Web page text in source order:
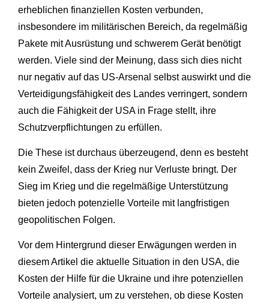
erheblichen finanziellen Kosten verbunden,
insbesondere im militärischen Bereich, da regelmäßig
Pakete mit Ausrüstung und schwerem Gerät benötigt
werden. Viele sind der Meinung, dass sich dies nicht
nur negativ auf das US-Arsenal selbst auswirkt und die
Verteidigungsfähigkeit des Landes verringert, sondern
auch die Fähigkeit der USA in Frage stellt, ihre
Schutzverpflichtungen zu erfüllen.
Die These ist durchaus überzeugend, denn es besteht
kein Zweifel, dass der Krieg nur Verluste bringt. Der
Sieg im Krieg und die regelmäßige Unterstützung
bieten jedoch potenzielle Vorteile mit langfristigen
geopolitischen Folgen.
Vor dem Hintergrund dieser Erwägungen werden in
diesem Artikel die aktuelle Situation in den USA, die
Kosten der Hilfe für die Ukraine und ihre potenziellen
Vorteile analysiert, um zu verstehen, ob diese Kosten